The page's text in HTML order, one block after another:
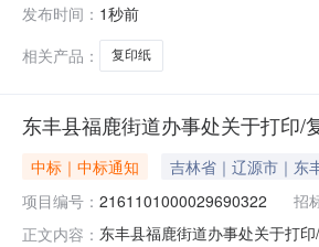
址：广州市天河区迎新路6号
发布时间： 1秒前
相关产品：
复印纸
东丰县福鹿街道办事处关于打印/
中标｜中标通知 吉林省｜辽源市｜东
项目编号： 2161101000029690322 招
正文内容： 东丰县福鹿街道办事处关于打